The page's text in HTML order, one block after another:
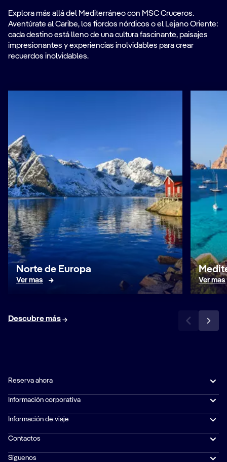
Explora más allá del Mediterráneo con MSC Cruceros.
Aventúrate al Caribe, los fiordos nórdicos o el Lejano Oriente:
cada destino está lleno de una cultura fascinante, paisajes
impresionantes y experiencias inolvidables para crear
recuerdos inolvidables.
Norte de Europa
Ver mas Ver mas
Descubre más
Reserva ahora
Información corporativa
Información de viaje
Contactos
Síguenos